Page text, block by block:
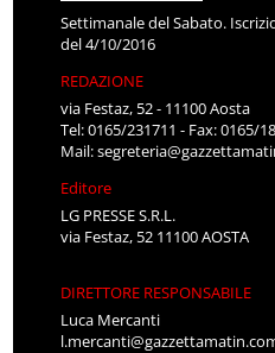
Settimanale del Sabato.
del 4/10/2016
REDAZIONE
via Festaz, 52 - 11100 Aosta
Tel: 0165/231711 - Fax: 0165/
Mail:
Editore
LG PRESSE S.R.L.
via Festaz, 52 11100 AOSTA
DIRETTORE RESPONSABILE
Luca Mercanti